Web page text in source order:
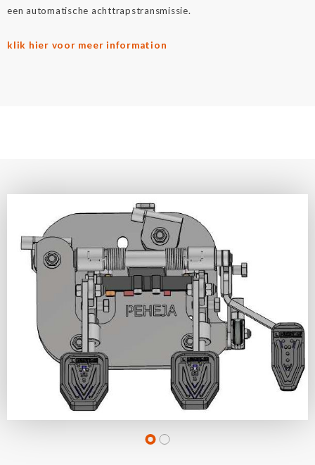
een automatische achttrapstransmissie.
klik hier voor meer information